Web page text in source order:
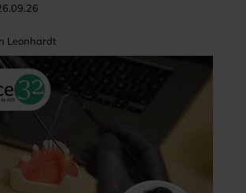
Leonhardt